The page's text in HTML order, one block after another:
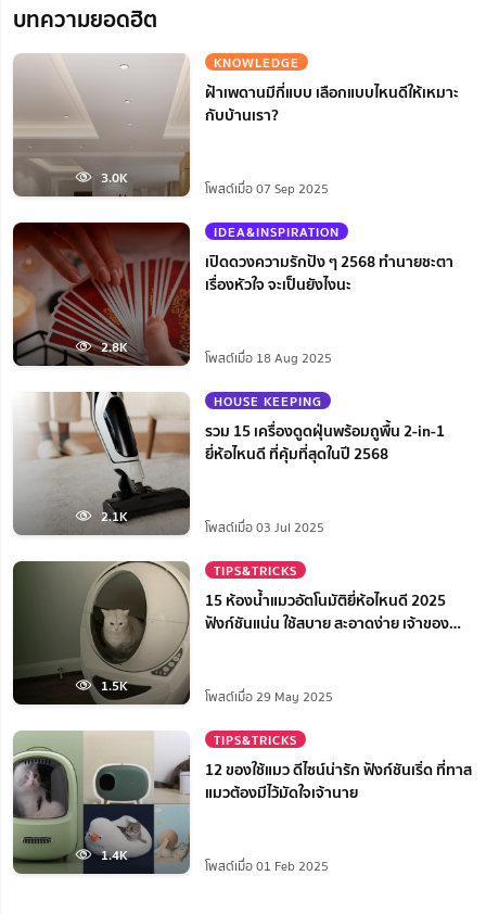
บทความยอดฮิต
3.0K
KNOWLEDGE
ฝ้าเพดานมีกี่แบบ เลือกแบบไหนดีให้เหมาะ
กับบ้านเรา?
โพสต์เมื่อ 07 Sep 2025
2.8K
IDEA&INSPIRATION
เปิดดวงความรักปัง ๆ 2568 ทำนายชะตา
เรื่องหัวใจ จะเป็นยังไงนะ
โพสต์เมื่อ 18 Aug 2025
2.1K
HOUSE KEEPING
รวม 15 เครื่องดูดฝุ่นพร้อมถูพื้น 2-in-1
ยี่ห้อไหนดี ที่คุ้มที่สุดในปี 2568
โพสต์เมื่อ 03 Jul 2025
1.5K
TIPS&TRICKS
15 ห้องน้ำแมวอัตโนมัติยี่ห้อไหนดี 2025
ฟังก์ชันแน่น ใช้สบาย สะอาดง่าย เจ้าของ
โพสต์เมื่อ 29 May 2025
1.4K
TIPS&TRICKS
12 ของใช้แมว ดีไซน์น่ารัก ฟังก์ชันเริ่ด ที่ทาส
แมวต้องมีไว้มัดใจเจ้านาย
โพสต์เมื่อ 01 Feb 2025